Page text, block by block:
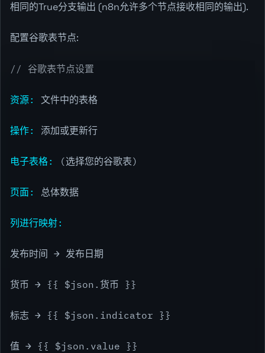
相同的True分支输出 (n8n允许多个节点接收相同的输出).
配置谷歌表节点:
// 谷歌表节点设置
资源: 文件中的表格
操作: 添加或更新行
电子表格: (选择您的谷歌表)
页面: 总体数据
列进行映射:
发布时间 → 发布日期
货币 → {{ $json.货币 }}
标志 → {{ $json.indicator }}
值 → {{ $json.value }}